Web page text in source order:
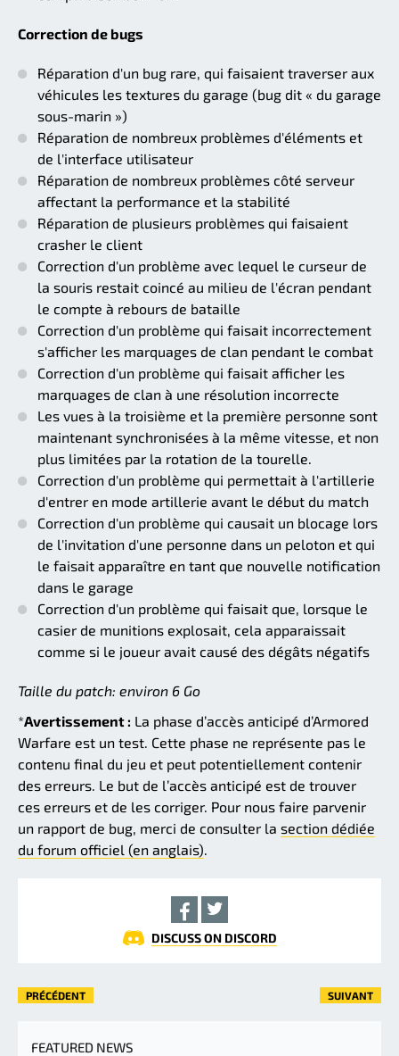
Correction de bugs
Réparation d'un bug rare, qui faisaient traverser aux
véhicules les textures du garage (bug dit « du garage
sous-marin »)
Réparation de nombreux problèmes d'éléments et
de l'interface utilisateur
Réparation de nombreux problèmes côté serveur
affectant la performance et la stabilité
Réparation de plusieurs problèmes qui faisaient
crasher le client
Correction d'un problème avec lequel le curseur de
la souris restait coincé au milieu de l'écran pendant
le compte à rebours de bataille
Correction d'un problème qui faisait incorrectement
s'afficher les marquages de clan pendant le combat
Correction d'un problème qui faisait afficher les
marquages de clan à une résolution incorrecte
Les vues à la troisième et la première personne sont
maintenant synchronisées à la même vitesse, et non
plus limitées par la rotation de la tourelle.
Correction d'un problème qui permettait à l'artillerie
d'entrer en mode artillerie avant le début du match
Correction d'un problème qui causait un blocage lors
de l'invitation d'une personne dans un peloton et qui
le faisait apparaître en tant que nouvelle notification
dans le garage
Correction d'un problème qui faisait que, lorsque le
casier de munitions explosait, cela apparaissait
comme si le joueur avait causé des dégâts négatifs
Taille du patch: environ 6 Go
*Avertissement : La phase d’accès anticipé d’Armored
Warfare est un test. Cette phase ne représente pas le
contenu final du jeu et peut potentiellement contenir
des erreurs. Le but de l’accès anticipé est de trouver
ces erreurs et de les corriger. Pour nous faire parvenir
un rapport de bug, merci de consulter la section dédiée
du forum officiel (en anglais)
DISCUSS ON DISCORD
PRÉCÉDENT SUIVANT
FEATURED NEWS